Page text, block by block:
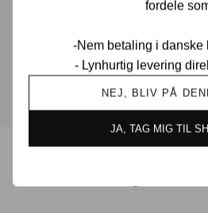
fordele
-Nem betaling i danske
- Lynhurtig levering
NEJ, BLIV PÅ
JA, TAG MIG TIL
muligt.
KONTAKT